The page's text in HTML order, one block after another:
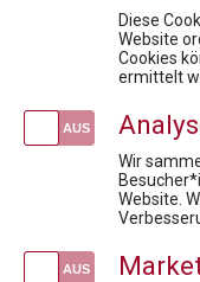
Pharma meets
Diese
Website
Cookies
ermittelt
Wir
Website.